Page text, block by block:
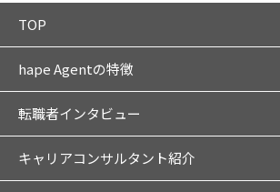
TOP
hape Agentの特徴
転職者インタビュー
キャリアコンサルタント紹介